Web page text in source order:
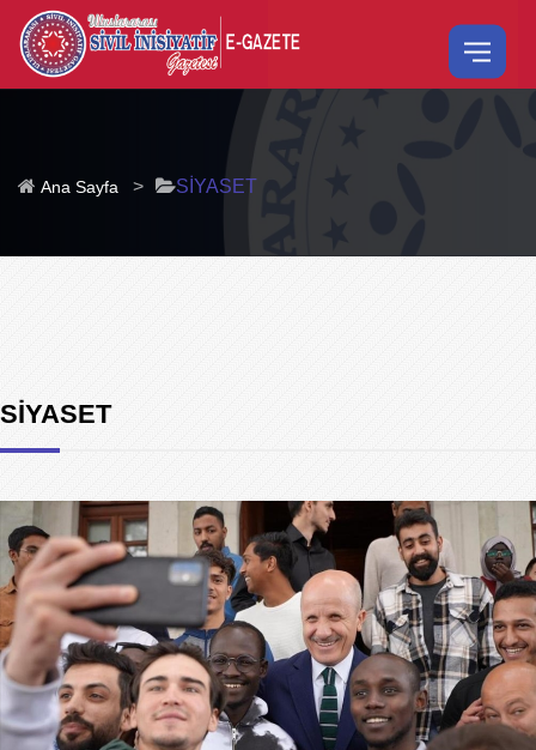
Ana Sayfa > SİYASET
SİYASET